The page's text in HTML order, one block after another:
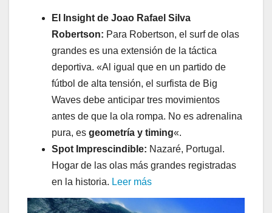
El Insight de Joao Rafael Silva
Robertson: Para Robertson, el surf de olas
grandes es una extensión de la táctica
deportiva. «Al igual que en un partido de
fútbol de alta tensión, el surfista de Big
Waves debe anticipar tres movimientos
antes de que la ola rompa. No es adrenalina
pura, es geometría y timing«.
Spot Imprescindible: Nazaré, Portugal.
Hogar de las olas más grandes registradas
en la historia. Leer más